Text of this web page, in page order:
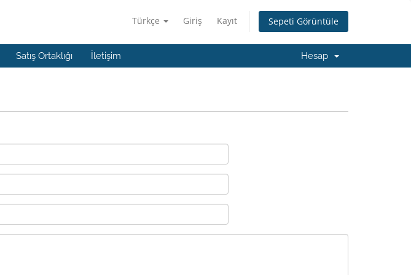
Türkçe Giriş Kayıt Sepeti Görüntüle
Satış Ortaklığı İletişim Hesap